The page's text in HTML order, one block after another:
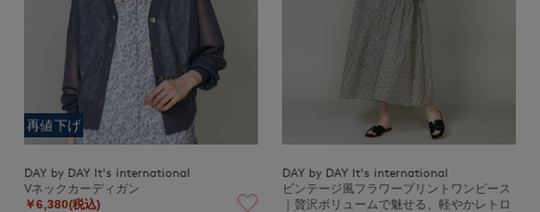
再値下げ
DAY by DAY It's international
Vネックカーディガン
￥6,380(税込)
DAY by DAY It's international
ビンテージ風フラワープリントワンピース
｜贅沢ボリュームで魅せる、軽やかレトロ